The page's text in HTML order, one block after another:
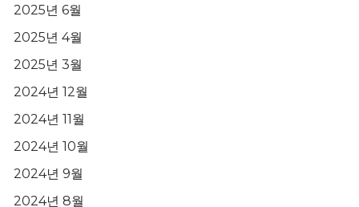
2025년 6월
2025년 4월
2025년 3월
2024년 12월
2024년 11월
2024년 10월
2024년 9월
2024년 8월